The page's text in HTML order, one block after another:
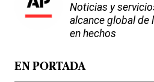
Noticias y
alcance global de
en hechos
EN PORTADA